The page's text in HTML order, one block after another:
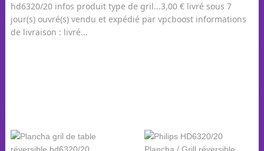
hd6320/20 infos produit type de gril...3,00 € livré sous 7
jour(s) ouvré(s) vendu et expédié par vpcboost informations
de livraison : livré...